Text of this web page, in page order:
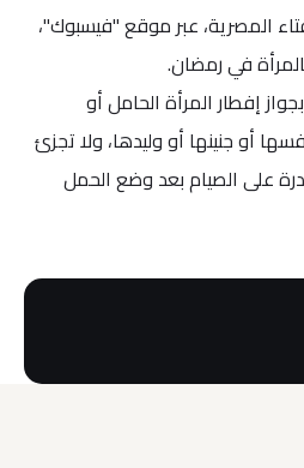
المصرية، عبر موقع "فيسبوك"،
إفطار المرأة الحامل أو
أو جنينها أو وليدها، ولا تجزئ
على الصيام بعد وضع الحمل